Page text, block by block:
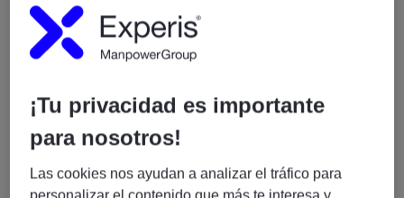
•Coordinación de trabajos de desarrollo software en el
área del Sector Público Junta de Andalucía
¡Tu privacidad es importante
para nosotros!
Las cookies nos ayudan a analizar el tráfico para